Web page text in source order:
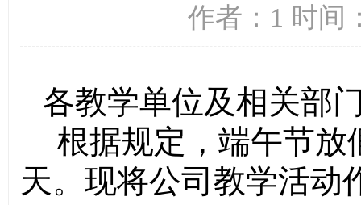
作者：1 时间
各教学单位及相关部
根据规定，端午节放
天。 现将公司教学活动